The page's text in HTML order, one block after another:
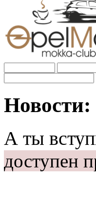
Новости:
А ты
доступен